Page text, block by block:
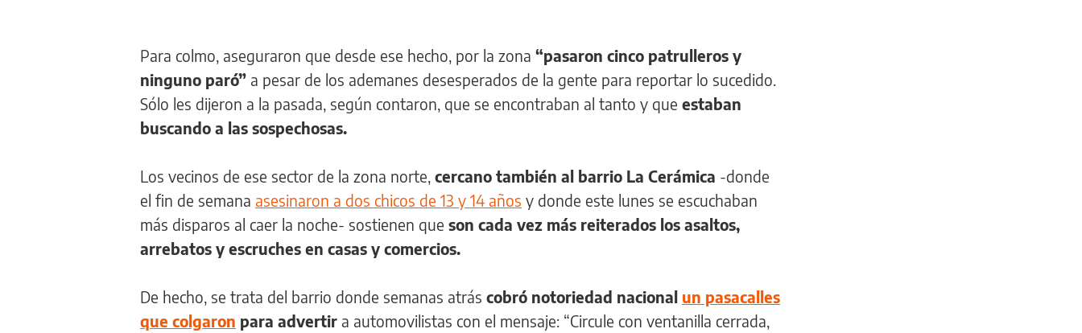
Para colmo, aseguraron que desde ese hecho, por la zona “pasaron cinco patrulleros y
ninguno paró” a pesar de los ademanes desesperados de la gente para reportar lo sucedido.
Sólo les dijeron a la pasada, según contaron, que se encontraban al tanto y que estaban
buscando a las sospechosas.
Los vecinos de ese sector de la zona norte, cercano también al barrio La Cerámica -donde
el fin de semana asesinaron a dos chicos de 13 y 14 años y donde este lunes se escuchaban
más disparos al caer la noche- sostienen que son cada vez más reiterados los asaltos,
arrebatos y escruches en casas y comercios.
De hecho, se trata del barrio donde semanas atrás cobró notoriedad nacional un pasacalles
que colgaron para advertir a automovilistas con el mensaje: “Circule con ventanilla cerrada,